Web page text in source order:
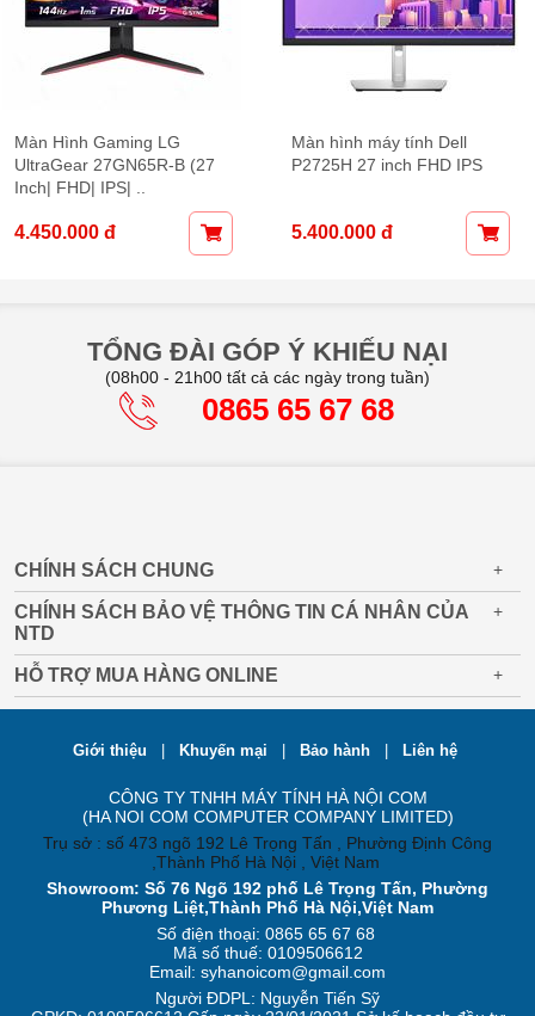
LG
B (27
..
Màn hình máy tính Dell
P2725H 27 inch FHD IPS
5.400.000 đ
Màn Hình
27" cong
2.500.000
TỔNG ĐÀI GÓP Ý KHIẾU NẠI
(08h00 - 21h00 tất cả các ngày trong tuần)
0865 65 67 68
CHÍNH SÁCH CHUNG +
CHÍNH SÁCH BẢO VỆ THÔNG TIN CÁ NHÂN CỦA
NTD
+
HỖ TRỢ MUA HÀNG ONLINE +
Giới thiệu Khuyến mại Bảo hành Liên hệ
CÔNG TY TNHH MÁY TÍNH HÀ NỘI COM
(HA NOI COM COMPUTER COMPANY LIMITED)
Trụ sở : số 473 ngõ 192 Lê Trọng Tấn , Phường Định Công
,Thành Phố Hà Nội , Việt Nam
Showroom: Số 76 Ngõ 192 phố Lê Trọng Tấn, Phường
Phương Liệt,Thành Phố Hà Nội,Việt Nam
Số điện thoại: 0865 65 67 68
Mã số thuế: 0109506612
Email: syhanoicom@gmail.com
Người ĐDPL: Nguyễn Tiến Sỹ